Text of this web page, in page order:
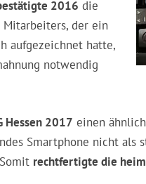
wie unterschiedlich
der ein
aufgezeichnet hatte,
notwendig